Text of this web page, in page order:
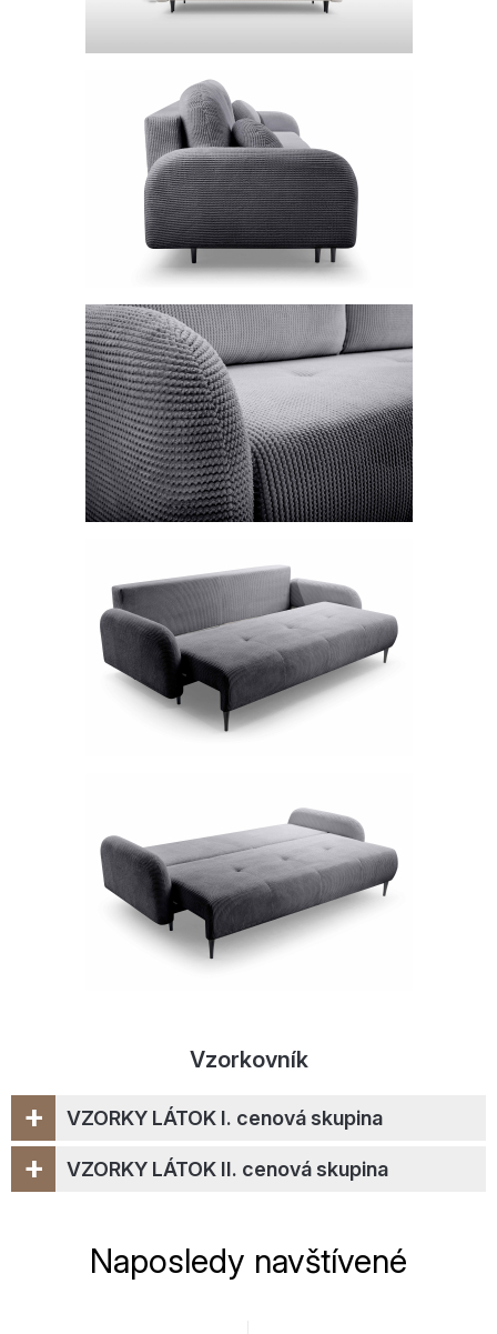
Vzorkovník
VZORKY LÁTOK I. cenová skupina
+
VZORKY LÁTOK II. cenová skupina
+
Naposledy navštívené